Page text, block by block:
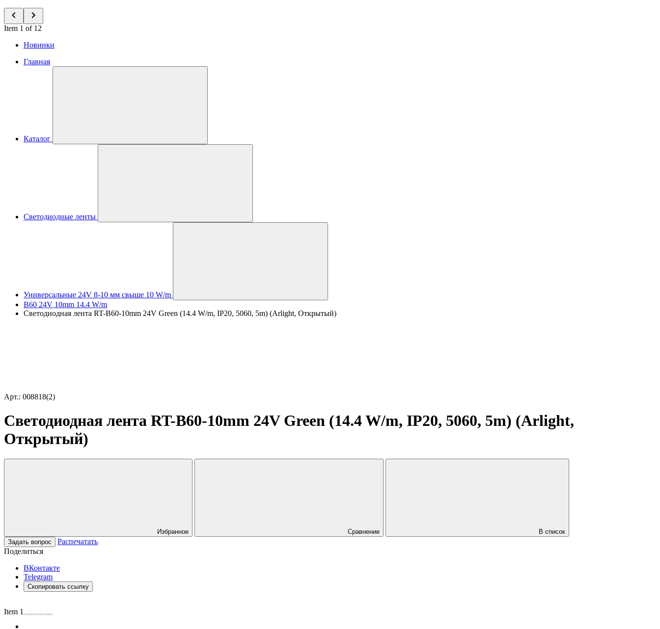
Item 1 of 12
Новинки
Главная
Каталог
Светодиодные ленты
Универсальные 24V 8-10 мм свыше 10 W/m
B60 24V 10mm 14.4 W/m
Светодиодная лента RT-B60-10mm 24V Green (14.4 W/m, IP20, 5060, 5m) (Arlight, Открытый)
Арт.: 008818(2)
Светодиодная лента RT-B60-10mm 24V Green (14.4 W/m, IP20, 5060, 5m) (Arlight,
Открытый)
Избранное Сравнение
В список
Задать вопрос
Распечатать
Поделиться
ВКонтакте
Telegram
Скопировать ссылку
Item 1 of 4